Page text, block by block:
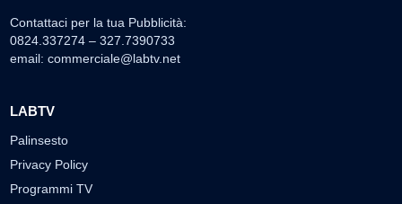
Contattaci per la tua Pubblicità:
0824.337274 – 327.7390733
email: commerciale@labtv.net
LABTV
Palinsesto
Privacy Policy
Programmi TV